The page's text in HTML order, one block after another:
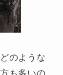
のような